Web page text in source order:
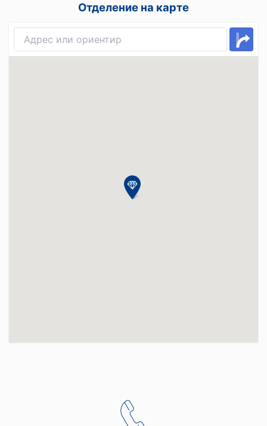
Отделение на карте